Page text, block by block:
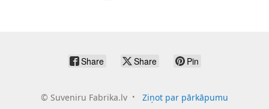
Share Share Pin
© Suveniru Fabrika.lv Ziņot par pārkāpumu